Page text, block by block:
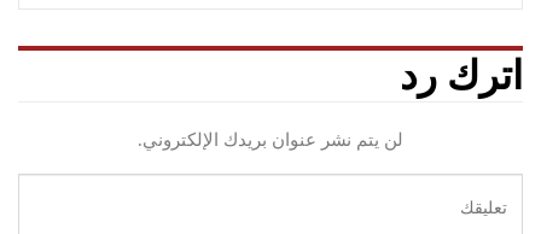
اترك رد
لن يتم نشر عنوان بريدك الإلكتروني.